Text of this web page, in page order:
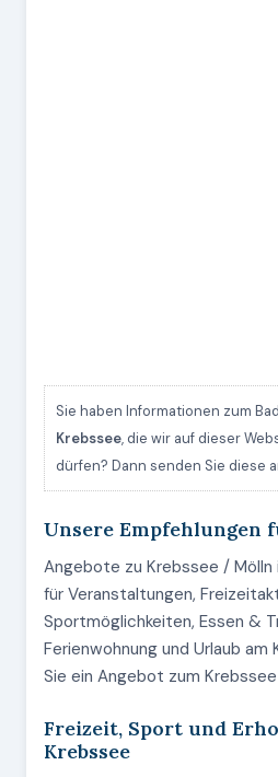
Sie haben Informationen zum
Krebssee, die wir auf dieser
dürfen? Dann senden Sie diese
Unsere Empfehlungen
Angebote zu Krebssee /
für Veranstaltungen,
Sportmöglichkeiten, Essen &
Ferienwohnung und Urlaub am
Sie ein Angebot zum Krebssee
Freizeit, Sport und
Krebssee